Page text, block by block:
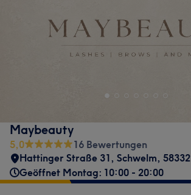
Maybeauty
5,0
16 Bewertungen
Hattinger Straße 31, Schwelm, 58332
Geöffnet Montag: 10:00 - 20:00